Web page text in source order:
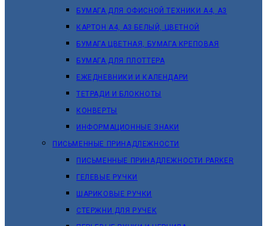
БУМАГА ДЛЯ ОФИСНОЙ ТЕХНИКИ А4, А3
КАРТОН А4, А3 БЕЛЫЙ, ЦВЕТНОЙ
БУМАГА ЦВЕТНАЯ, БУМАГА КРЕПОВАЯ
БУМАГА ДЛЯ ПЛОТТЕРА
ЕЖЕДНЕВНИКИ И КАЛЕНДАРИ
ТЕТРАДИ И БЛОКНОТЫ
КОНВЕРТЫ
ИНФОРМАЦИОННЫЕ ЗНАКИ
ПИСЬМЕННЫЕ ПРИНАДЛЕЖНОСТИ
ПИСЬМЕННЫЕ ПРИНАДЛЕЖНОСТИ PARKER
ГЕЛЕВЫЕ РУЧКИ
ШАРИКОВЫЕ РУЧКИ
СТЕРЖНИ ДЛЯ РУЧЕК